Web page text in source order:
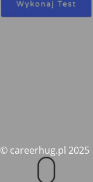
© careerhug.pl 2025